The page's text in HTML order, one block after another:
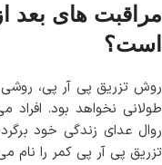
مراقبت های بعد
است؟
روش تزریق پی آر پی، روشی
طولانی نخواهد بود. افراد
روال عدای زندگی خود
تزریق پی آر پی کمر را نام